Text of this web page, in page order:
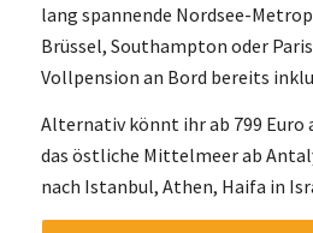
lang spannende Nordsee-
Brüssel, Southampton oder
Vollpension an Bord bereits
Alternativ könnt ihr ab 799 Euro
das östliche Mittelmeer ab
nach Istanbul, Athen, Haifa in